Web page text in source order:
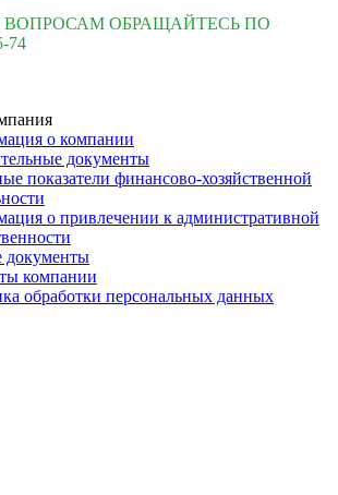
ОБРАЩАЙТЕСЬ ПО
74
о компании
документы
показатели финансово-хозяйственной
о привлечении к административной
документы
компании
обработки персональных данных